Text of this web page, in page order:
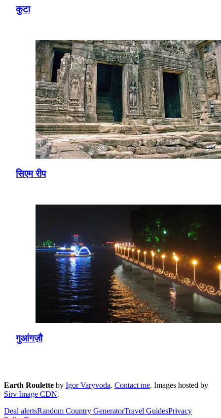
कुटा
सिएम रीप
गुआंगज़ौ
Earth Roulette by Igor Varyvoda. Contact me. Images hosted by
Sirv Image CDN.
Deal alertsRandom Country GeneratorTravel GuidesPrivacy